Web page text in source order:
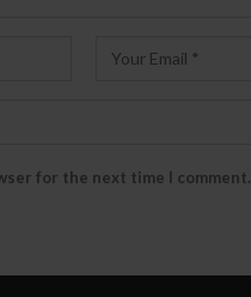
for the next time I comment.